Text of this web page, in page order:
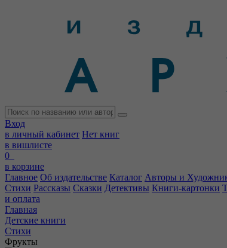
Вход
в личный кабинет Нет книг
в вишлисте
0
в корзине
Главное Об издательстве Каталог Авторы и
Стихи Рассказы Сказки Детективы Книги-картонки
и оплата
Главная
Детские книги
Стихи
Фрукты